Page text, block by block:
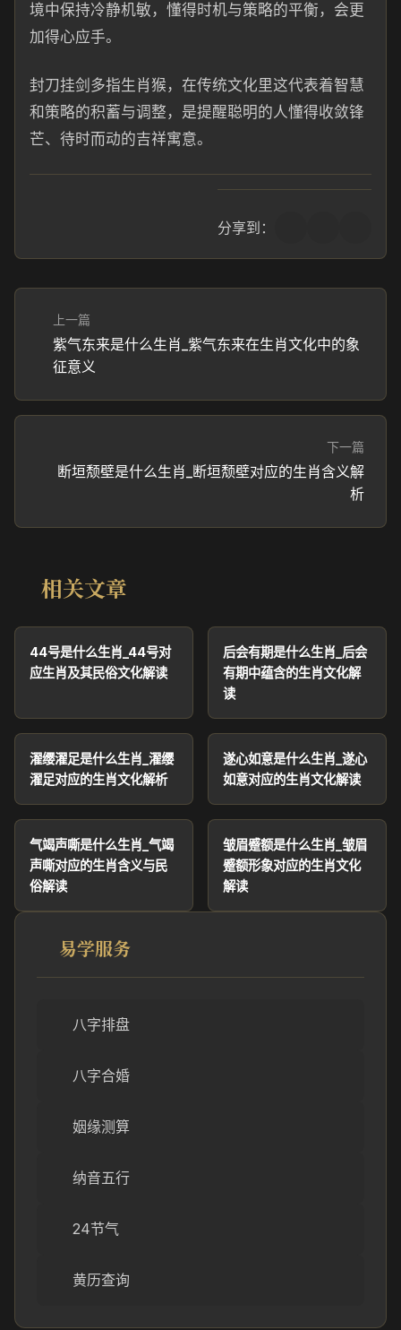
境中保持冷静机敏，懂得时机与策略的平衡，会更
加得心应手。
封刀挂剑多指生肖猴，在传统文化里这代表着智慧
和策略的积蓄与调整，是提醒聪明的人懂得收敛锋
芒、待时而动的吉祥寓意。
分享到：
上一篇
紫气东来是什么生肖_紫气东来在生肖文化中的象
征意义
下一篇
断垣颓壁是什么生肖_断垣颓壁对应的生肖含义解
析
相关文章
44号是什么生肖_44号对
应生肖及其民俗文化解读
后会有期是什么生肖_后会
有期中蕴含的生肖文化解
读
濯缨濯足是什么生肖_濯缨
濯足对应的生肖文化解析
遂心如意是什么生肖_遂心
如意对应的生肖文化解读
气竭声嘶是什么生肖_气竭
声嘶对应的生肖含义与民
俗解读
皱眉蹙额是什么生肖_皱眉
蹙额形象对应的生肖文化
解读
易学服务
八字排盘
八字合婚
姻缘测算
纳音五行
24节气
黄历查询